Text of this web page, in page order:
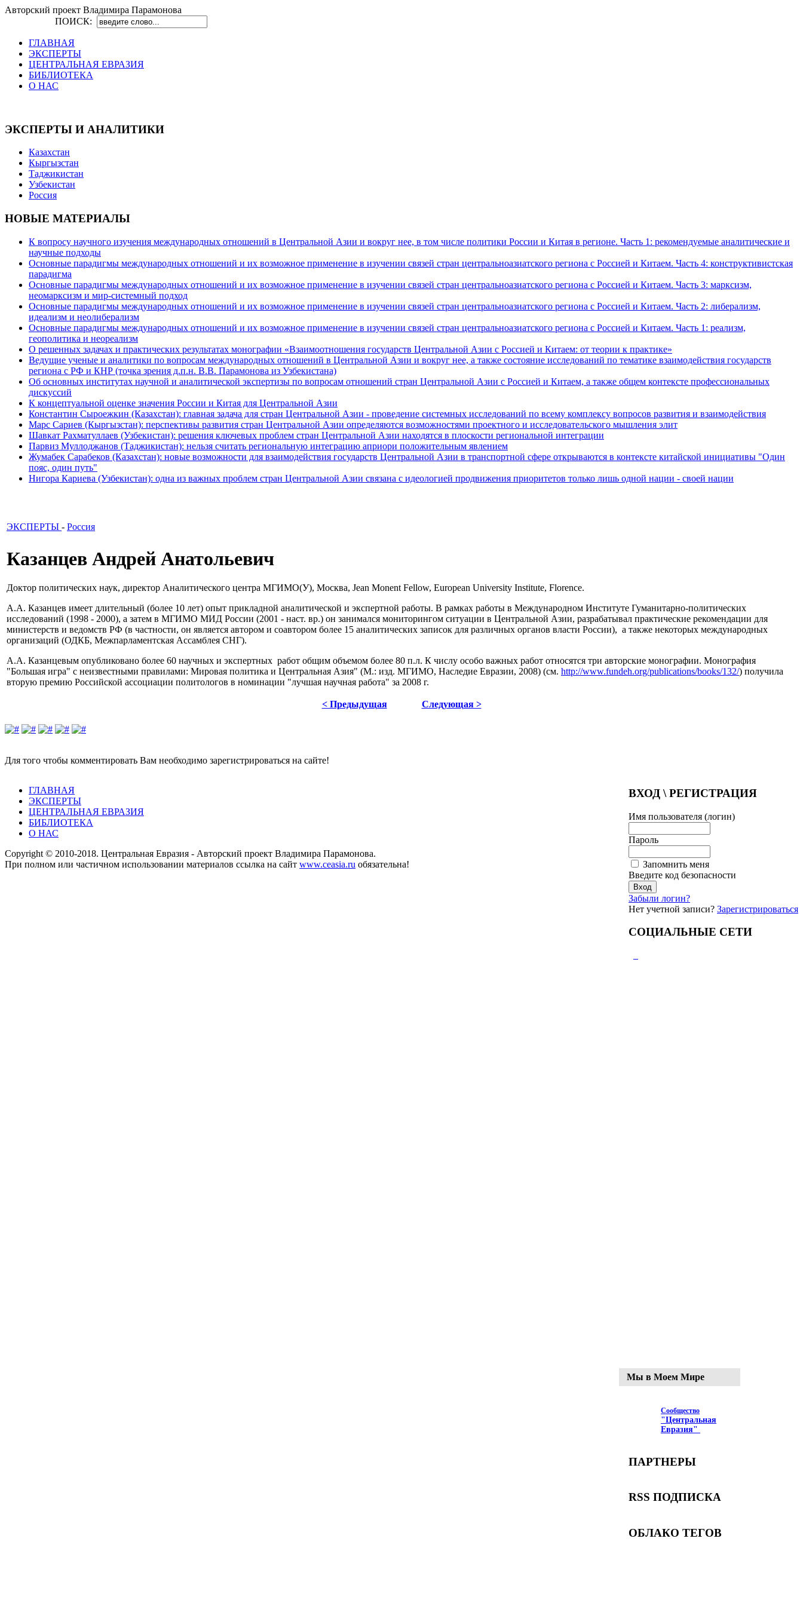
Авторский проект Владимира Парамонова
ПОИСК:
ГЛАВНАЯ
ЭКСПЕРТЫ
ЦЕНТРАЛЬНАЯ ЕВРАЗИЯ
БИБЛИОТЕКА
О НАС
ЭКСПЕРТЫ И АНАЛИТИКИ
Казахстан
Кыргызстан
Таджикистан
Узбекистан
Россия
НОВЫЕ МАТЕРИАЛЫ
К вопросу научного изучения международных отношений в Центральной Азии и вокруг нее, в том числе политики России и Китая в регионе. Часть 1: рекомендуемые аналитические и
научные подходы
Основные парадигмы международных отношений и их возможное применение в изучении связей стран центральноазиатского региона с Россией и Китаем. Часть 4: конструктивистская
парадигма
Основные парадигмы международных отношений и их возможное применение в изучении связей стран центральноазиатского региона с Россией и Китаем. Часть 3: марксизм,
неомарксизм и мир-системный подход
Основные парадигмы международных отношений и их возможное применение в изучении связей стран центральноазиатского региона с Россией и Китаем. Часть 2: либерализм,
идеализм и неолиберализм
Основные парадигмы международных отношений и их возможное применение в изучении связей стран центральноазиатского региона с Россией и Китаем. Часть 1: реализм,
геополитика и неореализм
О решенных задачах и практических результатах монографии «Взаимоотношения государств Центральной Азии с Россией и Китаем: от теории к практике»
Ведущие ученые и аналитики по вопросам международных отношений в Центральной Азии и вокруг нее, а также состояние исследований по тематике взаимодействия государств
региона с РФ и КНР (точка зрения д.п.н. В.В. Парамонова из Узбекистана)
Об основных институтах научной и аналитической экспертизы по вопросам отношений стран Центральной Азии с Россией и Китаем, а также общем контексте профессиональных
дискуссий
К концептуальной оценке значения России и Китая для Центральной Азии
Константин Сыроежкин (Казахстан): главная задача для стран Центральной Азии - проведение системных исследований по всему комплексу вопросов развития и взаимодействия
Марс Сариев (Кыргызстан): перспективы развития стран Центральной Азии определяются возможностями проектного и исследовательского мышления элит
Шавкат Рахматуллаев (Узбекистан): решения ключевых проблем стран Центральной Азии находятся в плоскости региональной интеграции
Парвиз Муллоджанов (Таджикистан): нельзя считать региональную интеграцию априори положительным явлением
Жумабек Сарабеков (Казахстан): новые возможности для взаимодействия государств Центральной Азии в транспортной сфере открываются в контексте китайской инициативы "Один
пояс, один путь"
Нигора Кариева (Узбекистан): одна из важных проблем стран Центральной Азии связана с идеологией продвижения приоритетов только лишь одной нации - своей нации
ЭКСПЕРТЫ - Россия
Казанцев Андрей Анатольевич
Доктор политических наук, директор Аналитического центра МГИМО(У), Москва, Jean Monent Fellow, European University Institute, Florence.
А.А. Казанцев имеет длительный (более 10 лет) опыт прикладной аналитической и экспертной работы. В рамках работы в Международном Институте Гуманитарно-политических
исследований (1998 - 2000), а затем в МГИМО МИД России (2001 - наст. вр.) он занимался мониторингом ситуации в Центральной Азии, разрабатывал практические рекомендации для
министерств и ведомств РФ (в частности, он является автором и соавтором более 15 аналитических записок для различных органов власти России), а также некоторых международных
организаций (ОДКБ, Межпарламентская Ассамблея СНГ).
А.А. Казанцевым опубликовано более 60 научных и экспертных работ общим объемом более 80 п.л. К числу особо важных работ относятся три авторские монографии. Монография
"Большая игра" с неизвестными правилами: Мировая политика и Центральная Азия" (М.: изд. МГИМО, Наследие Евразии, 2008) (см. http://www.fundeh.org/publications/books/132/) получила
вторую премию Российской ассоциации политологов в номинации "лучшая научная работа" за 2008 г.
< Предыдущая Следующая >
Для того чтобы комментировать Вам необходимо зарегистрироваться на сайте!
ВХОД \ РЕГИСТРАЦИЯ
Имя пользователя (логин)
Пароль
Запомнить меня
Введите код безопасности
Забыли логин?
Нет учетной записи? Зарегистрироваться
СОЦИАЛЬНЫЕ СЕТИ
Мы в Моем Мире
Сообщество
"Центральная
Евразия"
ПАРТНЕРЫ
RSS ПОДПИСКА
ОБЛАКО ТЕГОВ
ГЛАВНАЯ
ЭКСПЕРТЫ
ЦЕНТРАЛЬНАЯ ЕВРАЗИЯ
БИБЛИОТЕКА
О НАС
Copyright © 2010-2018. Центральная Евразия - Авторский проект Владимира Парамонова.
При полном или частичном использовании материалов ссылка на сайт www.ceasia.ru обязательна!